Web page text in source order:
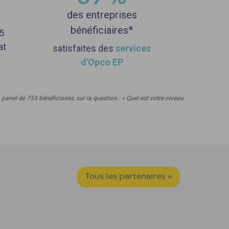
des entreprises
bénéficiaires*
satisfaites des services
d'Opco EP
de 753 bénéficiaires, sur la question : « Quel est votre niveau
Tous les partenaires »